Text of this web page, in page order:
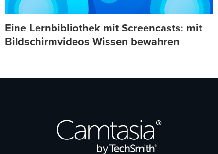
Eine Lernbibliothek mit Screencasts: mit
Bildschirmvideos Wissen bewahren